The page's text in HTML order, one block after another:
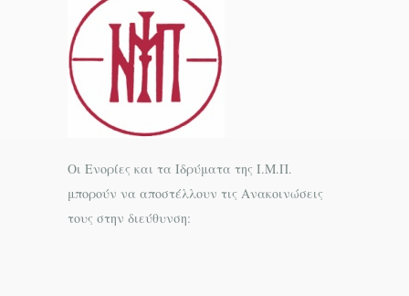
Οι Ενορίες και τα Ιδρύματα της Ι.Μ.Π.
μπορούν να αποστέλλουν τις Ανακοινώσεις
τους στην διεύθυνση: